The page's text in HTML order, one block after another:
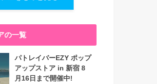
の一覧
パトレイバーEZY ポップ
アップストア in 新宿 8
月16日まで開催中!